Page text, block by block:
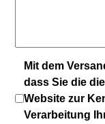
Mit dem
dass Sie die die
Website zur
Verarbeitung